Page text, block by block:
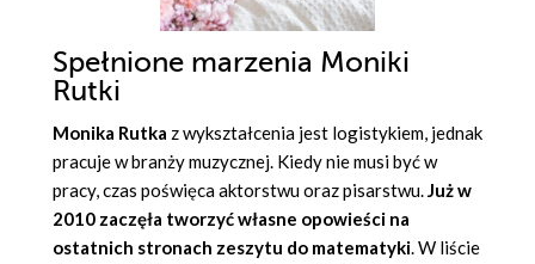
Spełnione marzenia Moniki
Rutki
Monika Rutka z wykształcenia jest logistykiem, jednak
pracuje w branży muzycznej. Kiedy nie musi być w
pracy, czas poświęca aktorstwu oraz pisarstwu.Już w
2010 zaczęła tworzyć własne opowieści na
ostatnich stronach zeszytu do matematyki. W liście